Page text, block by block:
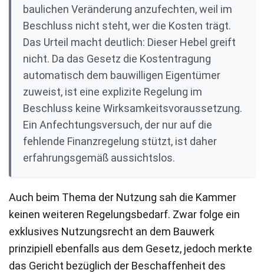
baulichen Veränderung anzufechten, weil im
Beschluss nicht steht, wer die Kosten trägt.
Das Urteil macht deutlich: Dieser Hebel greift
nicht. Da das Gesetz die Kostentragung
automatisch dem bauwilligen Eigentümer
zuweist, ist eine explizite Regelung im
Beschluss keine Wirksamkeitsvoraussetzung.
Ein Anfechtungsversuch, der nur auf die
fehlende Finanzregelung stützt, ist daher
erfahrungsgemäß aussichtslos.
Auch beim Thema der Nutzung sah die Kammer
keinen weiteren Regelungsbedarf. Zwar folge ein
exklusives Nutzungsrecht an dem Bauwerk
prinzipiell ebenfalls aus dem Gesetz, jedoch merkte
das Gericht bezüglich der Beschaffenheit des